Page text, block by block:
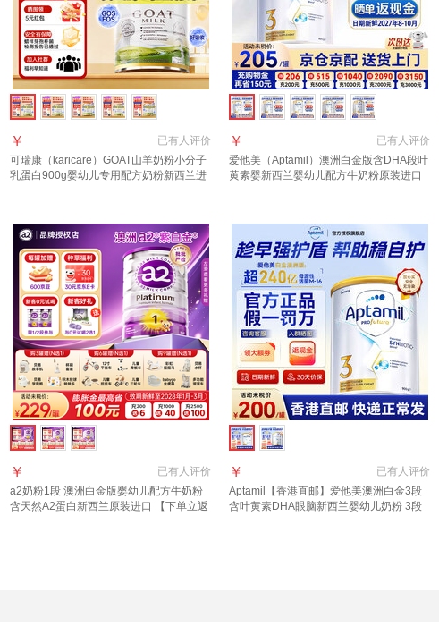
已有人评价
￥
可瑞康（karicare）GOAT山羊奶粉小分子
乳蛋白900g婴幼儿专用配方奶粉新西兰进
已有人评价
￥
爱他美（Aptamil）澳洲白金版含DHA段叶
黄素婴新西兰婴幼儿配方牛奶粉原装进口
已有人评价
￥
a2奶粉1段 澳洲白金版婴幼儿配方牛奶粉
含天然A2蛋白新西兰原装进口 【下单立返
已有人评价
￥
Aptamil【香港直邮】爱他美澳洲白金3段
含叶黄素DHA眼脑新西兰婴幼儿奶粉 3段